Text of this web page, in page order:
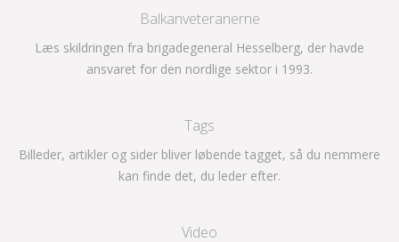
Balkanveteranerne
Læs skildringen fra brigadegeneral Hesselberg, der havde
ansvaret for den nordlige sektor i 1993.
Tags
Billeder, artikler og sider bliver løbende tagget, så du nemmere
kan finde det, du leder efter.
Video